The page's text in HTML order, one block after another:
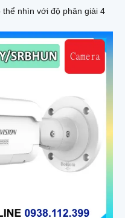
nhìn với độ phân giải 4